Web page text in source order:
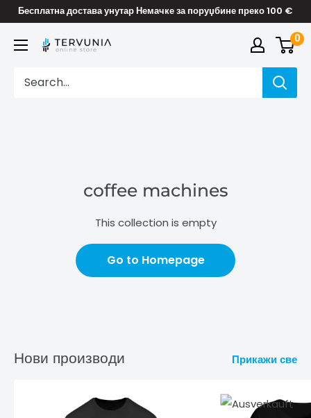
Skip
content
Бесплатна достава унутар Немачке за поруџбине преко 100 €
TERVUNIA
Stores
0
coffee machines
This collection is empty
Go to Homepage
Нови производи Прикажи све